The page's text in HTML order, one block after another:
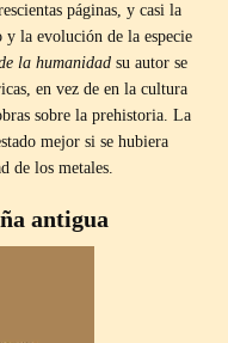
páginas, y casi la
la evolución de la especie
la humanidad su autor se
en vez de en la cultura
sobre la prehistoria. La
mejor si se hubiera
de los metales.
antigua